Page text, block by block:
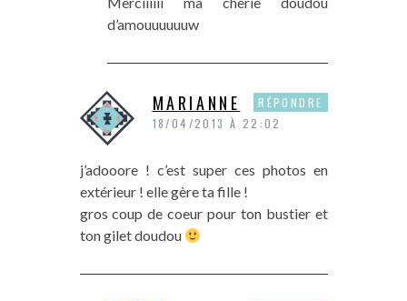
d’amouuuuuuw
MARIANNE
18/04/2013 À 22:02
j’adooore ! c’est super ces photos en
extérieur ! elle gère ta fille !
gros coup de coeur pour ton bustier et
ton gilet doudou
RÉPONDRE